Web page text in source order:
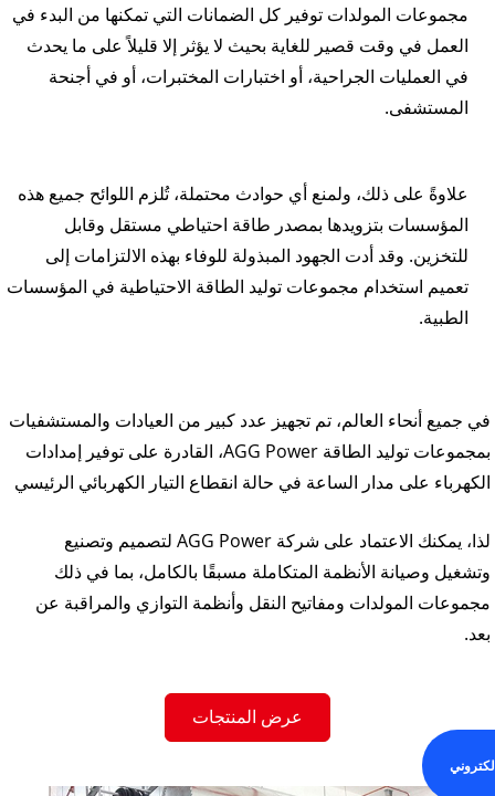
مجموعات المولدات توفير كل الضمانات التي تمكنها من البدء في
العمل في وقت قصير للغاية بحيث لا يؤثر إلا قليلاً على ما يحدث
في العمليات الجراحية، أو اختبارات المختبرات، أو في أجنحة
المستشفى.
علاوةً على ذلك، ولمنع أي حوادث محتملة، تُلزم اللوائح جميع هذه
المؤسسات بتزويدها بمصدر طاقة احتياطي مستقل وقابل
للتخزين. وقد أدت الجهود المبذولة للوفاء بهذه الالتزامات إلى
تعميم استخدام مجموعات توليد الطاقة الاحتياطية في المؤسسات
الطبية.
في جميع أنحاء العالم، تم تجهيز عدد كبير من العيادات والمستشفيات
بمجموعات توليد الطاقة AGG Power، القادرة على توفير إمدادات
الكهرباء على مدار الساعة في حالة انقطاع التيار الكهربائي الرئيسي
لذا، يمكنك الاعتماد على شركة AGG Power لتصميم وتصنيع
وتشغيل وصيانة الأنظمة المتكاملة مسبقًا بالكامل، بما في ذلك
مجموعات المولدات ومفاتيح النقل وأنظمة التوازي والمراقبة عن
بعد.
عرض المنتجات